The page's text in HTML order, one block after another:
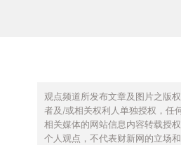
观点频道所发布文章及图片之版
者及/或相关权利人单独授权，任
相关媒体的网站信息内容转载授
个人观点，不代表财新网的立场和